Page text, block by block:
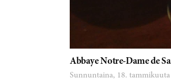
Abbaye Notre-Dame de
Sunnuntaina, 18. tammikuuta